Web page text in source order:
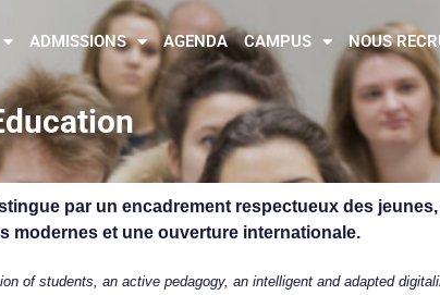
ADMISSIONS AGENDA CAMPUS NOUS
par un encadrement respectueux des
modernes et une ouverture internationale.
of students, an active pedagogy, an intelligent and adapted